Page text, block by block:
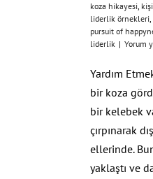
koza hikayesi,
liderlik örnekleri,
pursuit of
liderlik | Yorum
Yardım
bir koza
bir kelebek
çırpınarak
ellerinde.
yaklaştı ve